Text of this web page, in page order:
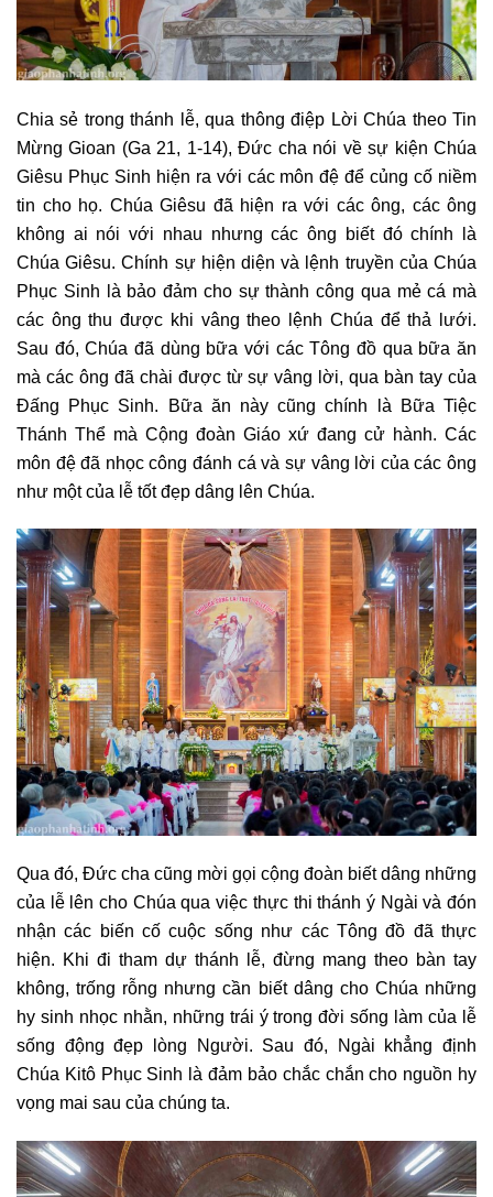
Chia sẻ trong thánh lễ, qua thông điệp Lời Chúa theo Tin
Mừng Gioan (Ga 21, 1-14), Đức cha nói về sự kiện Chúa
Giêsu Phục Sinh hiện ra với các môn đệ để củng cố niềm
tin cho họ. Chúa Giêsu đã hiện ra với các ông, các ông
không ai nói với nhau nhưng các ông biết đó chính là
Chúa Giêsu. Chính sự hiện diện và lệnh truyền của Chúa
Phục Sinh là bảo đảm cho sự thành công qua mẻ cá mà
các ông thu được khi vâng theo lệnh Chúa để thả lưới.
Sau đó, Chúa đã dùng bữa với các Tông đồ qua bữa ăn
mà các ông đã chài được từ sự vâng lời, qua bàn tay của
Đấng Phục Sinh. Bữa ăn này cũng chính là Bữa Tiệc
Thánh Thể mà Cộng đoàn Giáo xứ đang cử hành. Các
môn đệ đã nhọc công đánh cá và sự vâng lời của các ông
như một của lễ tốt đẹp dâng lên Chúa.
Qua đó, Đức cha cũng mời gọi cộng đoàn biết dâng những
của lễ lên cho Chúa qua việc thực thi thánh ý Ngài và đón
nhận các biến cố cuộc sống như các Tông đồ đã thực
hiện. Khi đi tham dự thánh lễ, đừng mang theo bàn tay
không, trống rỗng nhưng cần biết dâng cho Chúa những
hy sinh nhọc nhằn, những trái ý trong đời sống làm của lễ
sống động đẹp lòng Người. Sau đó, Ngài khẳng định
Chúa Kitô Phục Sinh là đảm bảo chắc chắn cho nguồn hy
vọng mai sau của chúng ta.